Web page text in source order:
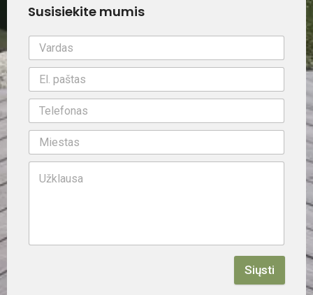
Susisiekite mumis
Siųsti